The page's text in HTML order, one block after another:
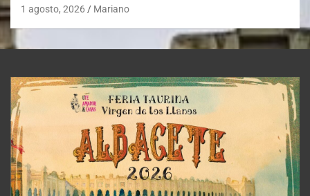
1 agosto, 2026 Mariano